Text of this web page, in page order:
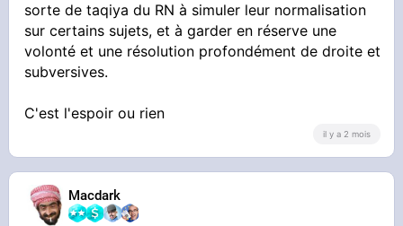
Et oui t'as raison, c'est pas le meme parti, le FN
avait des grosses burnes lui.
sorte de taqiya du RN à simuler leur normalisation
sur certains sujets, et à garder en réserve une
volonté et une résolution profondément de droite et
subversives.
C'est l'espoir ou rien
il y a 2 mois
Macdark